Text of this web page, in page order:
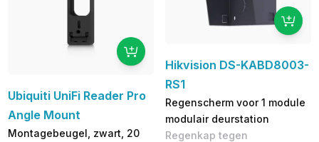
Ubiquiti UniFi Reader Pro
Angle Mount
Montagebeugel, zwart, 20
Hikvision DS-KABD8003-
RS1
Regenscherm voor 1 module
modulair deurstation
Regenkap tegen